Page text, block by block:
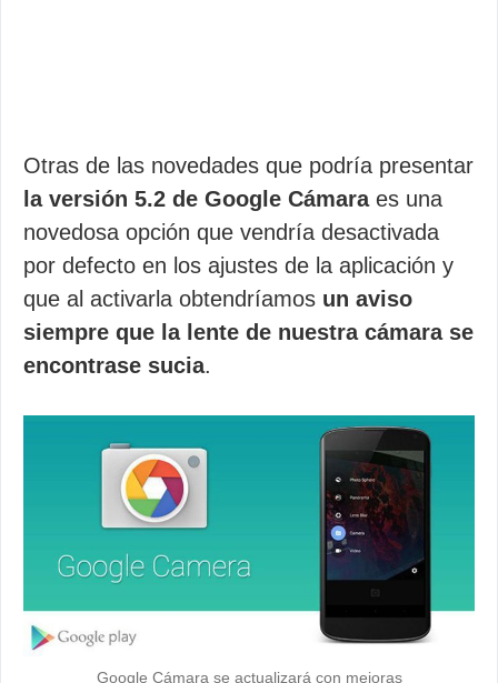
Otras de las novedades que podría presentar
la versión 5.2 de Google Cámaraes una
novedosa opción que vendría desactivada
por defecto en los ajustes de la aplicación y
que al activarla obtendríamos un aviso
siempre que la lente de nuestra cámara se
encontrase sucia.
Google Cámara se actualizará con mejoras